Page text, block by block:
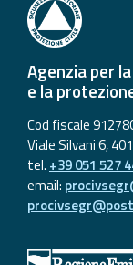
Agenzia per
e la
Cod fiscale
Viale Silvani 6,
tel. +39 051 527
email: